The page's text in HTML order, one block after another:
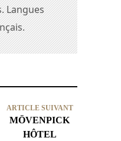
Langues
ARTICLE SUIVANT
MÖVENPICK
HÔTEL